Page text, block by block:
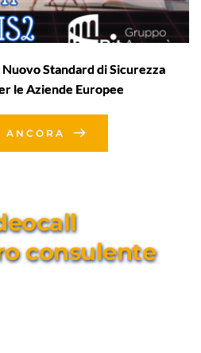
Standard di Sicurezza
le Aziende Europee
ANCORA
consulente